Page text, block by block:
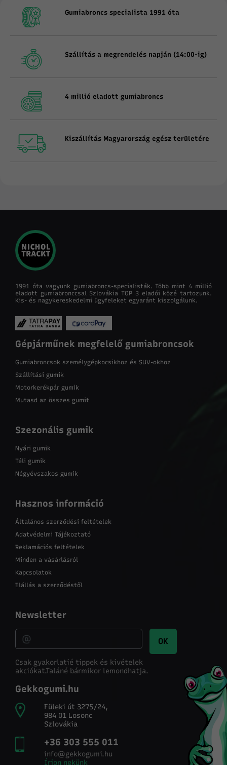
Gumiabroncs specialista 1991 óta
Szállítás a megrendelés napján (14:00-ig)
4 millió eladott gumiabroncs
Kiszállítás Magyarország egész területére
1991 óta vagyunk gumiabroncs-specialisták. Több mint 4 millió
eladott gumiabronccsal Szlovákia TOP 3 eladói közé tartozunk.
Kis- és nagykereskedelmi ügyfeleket egyaránt kiszolgálunk.
Gépjárműnek megfelelő gumiabroncsok
Gumiabroncsok személygépkocsikhoz és SUV-okhoz
Szállítási gumik
Motorkerékpár gumik
Mutasd az összes gumit
Szezonális gumik
Nyári gumik
Téli gumik
Négyévszakos gumik
Hasznos információ
Általános szerződési feltételek
Adatvédelmi Tájékoztató
Reklamációs feltételek
Minden a vásárlásról
Kapcsolatok
Elállás a szerződéstől
Newsletter
OK
Csak gyakorlatié tippek és kivételek
akciókat.Taláné bármikor lemondhatja.
Gekkogumi.hu
Füleki út 3275/24,
984 01 Losonc
Szlovákia
+36 303 555 011
info@gekkogumi.hu
Írjon nekünk